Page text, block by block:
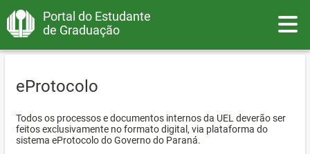
Portal do Estudante
de Graduação
eProtocolo
Todos os processos e documentos internos da UEL deverão ser
feitos exclusivamente no formato digital, via plataforma do
sistema eProtocolo do Governo do Paraná.